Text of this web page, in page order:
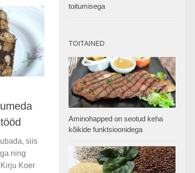
siis
ning
Koer
toitumisega
TOITAINED
Aminohapped on seotud keha
kõikide funktsioonidega